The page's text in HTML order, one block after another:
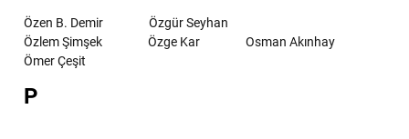
Özen B. Demir
Özgür Seyhan
Özlem Şimşek
Özge Kar
Osman Akınhay
Ömer Çeşit
P